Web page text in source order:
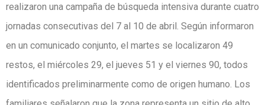
realizaron una campaña de búsqueda intensiva durante cuatro
jornadas consecutivas del 7 al 10 de abril. Según informaron
en un comunicado conjunto, el martes se localizaron 49
restos, el miércoles 29, el jueves 51 y el viernes 90, todos
identificados preliminarmente como de origen humano. Los